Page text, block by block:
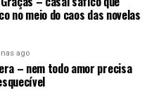
no meio do caos das novelas
ago
– nem todo amor precisa